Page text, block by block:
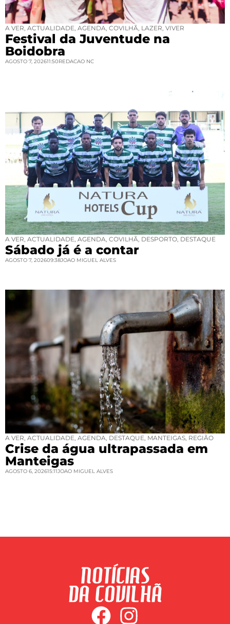
A VER, ACTUALIDADE, AGENDA, COVILHÃ, LAZER, VIVER
Festival da Juventude na
Boidobra
AGOSTO 7, 202611:50REDACAO NC
A VER, ACTUALIDADE, AGENDA, COVILHÃ, DESPORTO, DESTAQUE
Sábado já é a contar
AGOSTO 7, 202609:38JOAO MIGUEL ALVES
A VER, ACTUALIDADE, AGENDA, DESTAQUE, MANTEIGAS, REGIÃO
Crise da água ultrapassada em
Manteigas
AGOSTO 6, 202615:11JOAO MIGUEL ALVES